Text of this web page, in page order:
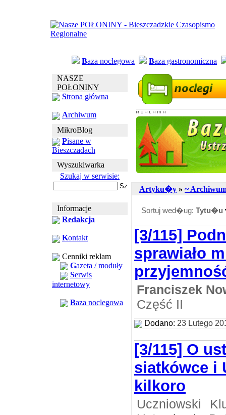
Baza noclegowa Baza gastronomiczna
NASZE
POŁONINY
Strona główna
Archiwum
MikroBlog
Pisane w
Bieszczadach
Wyszukiwarka
Szukaj w serwisie:
Informacje
Redakcja
Kontakt
Cenniki reklam
Gazeta / moduły
Serwis
internetowy
Baza noclegowa
Artyku�y » ~
Sortuj wed�ug: Tytu�u
[3/115]
sprawiało
Franciszek
Część II
Dodano: 23 Lutego
[3/115] O
siatkówce i
kilkoro
Uczniowski